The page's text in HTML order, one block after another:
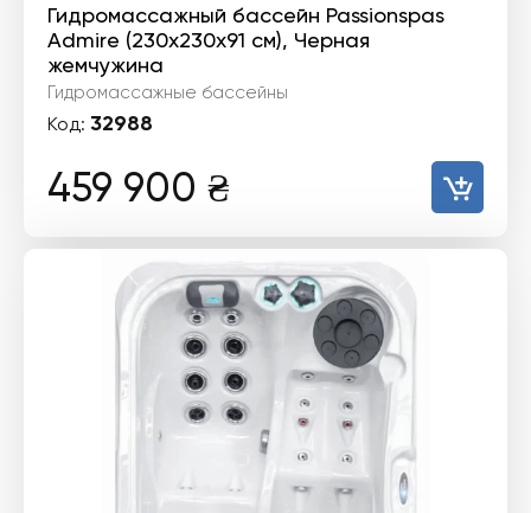
Гидромассажный бассейн Passionspas
Admire (230х230х91 см), Черная
жемчужина
Гидромассажные бассейны
Код: 32988
459 900 ₴